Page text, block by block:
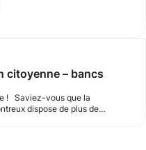
citoyenne – bancs
! Saviez-vous que la
dispose de plus de…